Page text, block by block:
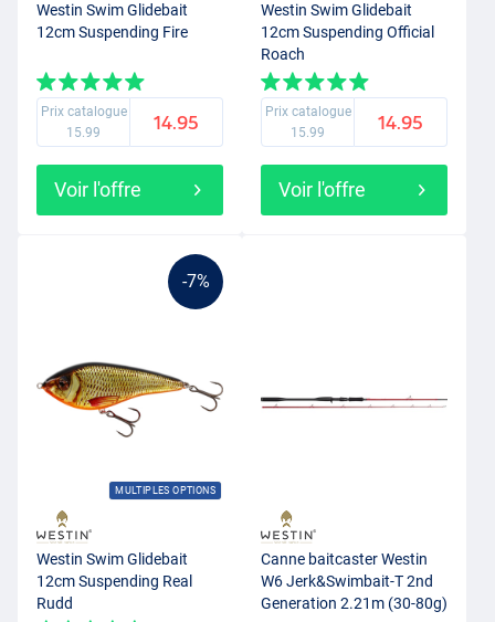
Westin Swim Glidebait
12cm Suspending Fire
Prix catalogue
15.99
14.95
Voir l'offre
Westin Swim Glidebait
12cm Suspending Official
Roach
Prix catalogue
15.99
14.95
Voir l'offre
-7%
MULTIPLES OPTIONS
Westin Swim Glidebait
12cm Suspending Real
Rudd
Canne baitcaster Westin
W6 Jerk&Swimbait-T 2nd
Generation 2.21m (30-80g)